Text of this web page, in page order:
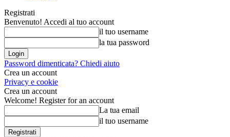
Registrati
Benvenuto! Accedi al tuo account
il tuo username
la tua password
Password dimenticata? Chiedi aiuto
Crea un account
Privacy e cookie
Crea un account
Welcome! Register for an account
La tua email
il tuo username